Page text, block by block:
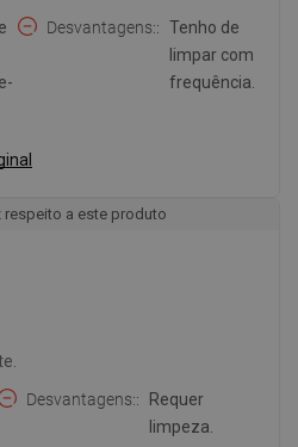
Desvantagens:
Tenho de
limpar com
frequência.
respeito a este produto
Desvantagens:
Requer
limpeza.